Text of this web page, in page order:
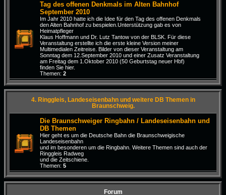
Tag des offenen Denkmals im Alten Bahnhof
September 2010
Im Jahr 2010 hatte ich die Idee für den Tag des offenen Denkmals
den Alten Bahnhof zu bespielen.Unterstützung gab es von
Heimatpfleger
Klaus Hoffmann und Dr. Lutz Tantow von der BLSK. Für diese
Veranstaltung erstellte ich die erste kleine Version meiner
Multimedialen Zeitreise. Bilder von dieser Veranstaltung am
Sonntag dem 12.September 2010 und einer Zusatz Veranstaltung
am Freitag dem 1.Oktober 2010 (50 Geburtstag neuer Hbf)
finden Sie hier.
Themen: 2
4. Ringgleis, Landeseisenbahn und weitere DB Themen in
Braunschweig.
Die Braunschweiger Ringbahn / Landeseisenbahn und
DB Themen
Hier geht es um die Deutsche Bahn die Braunschweigische
Landeseisenbahn
und im besonderen um die Ringbahn. Weitere Themen sind auch der
Ringgleis Radweg
und die Zeitschiene.
Themen: 5
Forum